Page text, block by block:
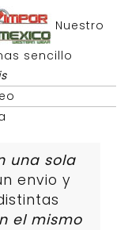
Nuestro
sencillo
una sola
envio y
el mismo